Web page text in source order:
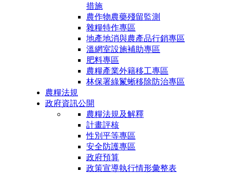
措施
農作物農藥殘留監測
雜糧特作專區
地產地消與農產品行銷專區
溫網室設施補助專區
肥料專區
農糧產業外籍移工專區
林保署綠鬣蜥移除防治專區
農糧法規
政府資訊公開
農糧法規及解釋
計畫評核
性別平等專區
安全防護專區
政府預算
政策宣導執行情形彙整表